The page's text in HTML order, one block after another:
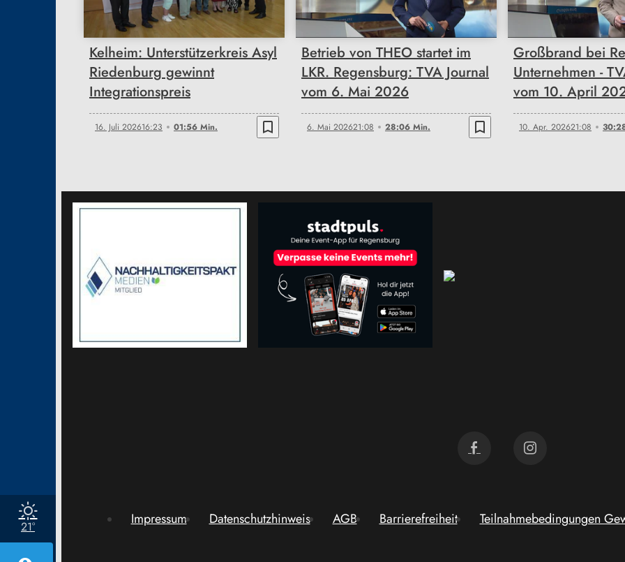
21°
Kelheim: Unterstützerkreis Asyl
Riedenburg gewinnt
Integrationspreis
16. Juli 202616:23 01:56 Min. bookmark_border
Betrieb von THEO startet im
LKR. Regensburg: TVA Journal
vom 6. Mai 2026
6. Mai 202621:08 28:06 Min. bookmark_border
Großbrand bei
Unternehmen -
vom 10. April
10. Apr. 202621:08
Impressum Datenschutzhinweis AGB Barrierefreiheit Teilnahmebedingungen